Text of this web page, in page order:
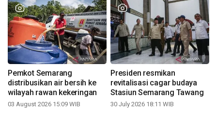
Pemkot Semarang
distribusikan air bersih ke
wilayah rawan kekeringan
03 August 2026 15:09 WIB
Presiden resmikan
revitalisasi cagar budaya
Stasiun Semarang Tawang
30 July 2026 18:11 WIB